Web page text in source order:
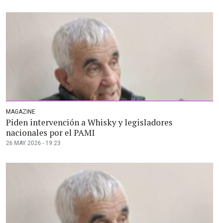
MAGAZINE
Piden intervención a Whisky y legisladores
nacionales por el PAMI
26 MAY 2026 - 19:23